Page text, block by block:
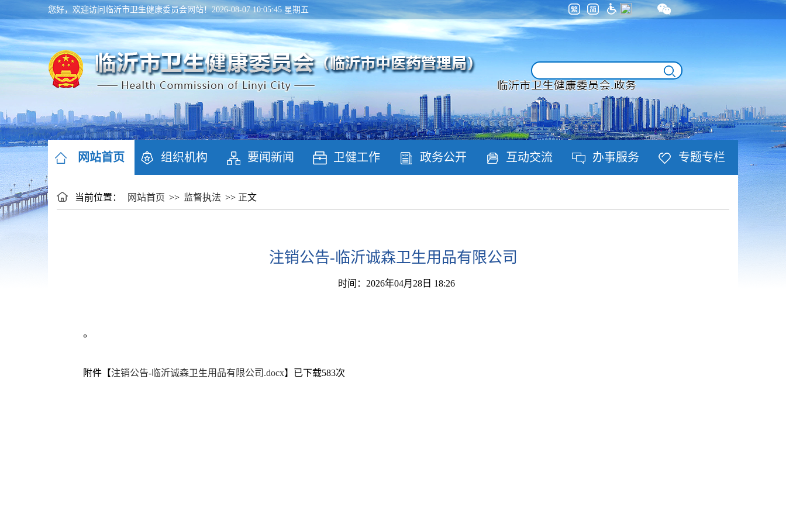
您好，欢迎访问临沂市卫生健康委员会网站！2026-08-07 10:05:45 星期五
网站首页 组织机构 要闻新闻 卫健工作 政务公开 互动交流 办事服务 专题专栏
当前位置： 网站首页 >> 监督执法 >> 正文
注销公告-临沂诚森卫生用品有限公司
时间：2026年04月28日 18:26
。
附件【注销公告-临沂诚森卫生用品有限公司.docx】已下载583次